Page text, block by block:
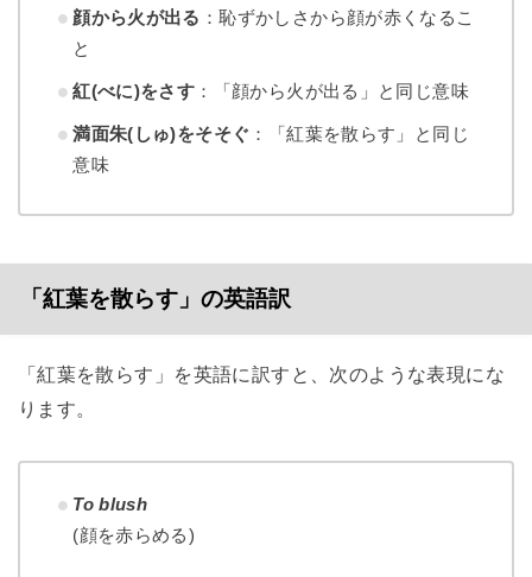
顔から火が出る ：恥ずかしさから顔が赤くなるこ
と
紅(べに)をさす ：「顔から火が出る」と同じ意味
満面朱(しゅ)をそそぐ ：「紅葉を散らす」と同じ
意味
「紅葉を散らす」の英語訳
「紅葉を散らす」を英語に訳すと、次のような表現にな
ります。
To blush
(顔を赤らめる)